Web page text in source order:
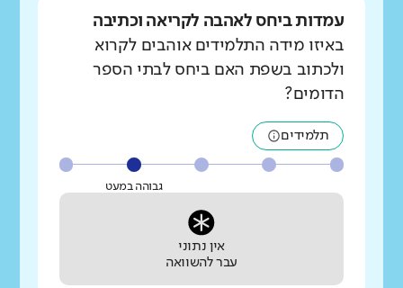
עמדות ביחס לאהבה לקריאה וכתיבה
באיזו מידה התלמידים אוהבים לקרוא
ולכתוב בשפת האם ביחס לבתי הספר
הדומים?
תלמידים
גבוהה במעט
אין נתוני
עבר להשוואה